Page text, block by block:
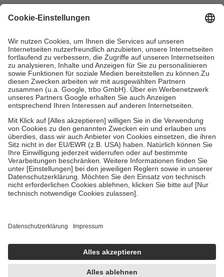
mit.
Grundsätzlich leisten Mitglieder Zuzahlungen in Höhe von zehn
höchstens zehn Euro.
Es sind jedoch nie mehr als die tatsächlichen
Kosten der Leistung zu entrichten.
Diese Regeln gelten grundsätzlich auch für Online-Apotheken.
Bei Heilmitteln und häuslicher Krankenpflege beträgt die
Zuzahlung zehn Prozent der Kosten sowie zehn Euro je
Verordnung.
Um das Engagement der Versicherten für ihre eigene Gesundheit zu
stärken und die besondere Stellung der Familie zu unterstützen,
fallenkeine Zuzahlungenan bei:
• Kindern und Jugendlichen bis zum vollendeten 18. Lebensjahr
mit Ausnahme der Fahrkosten
• Untersuchungen zur Vorsorge und Früherkennung, die von der
GKV getragen werden
• empfohlenen Schutzimpfungen
• Harn- und Blutteststreifen
getroffen, um sicherzustellen, dass es sich um echte Bewertungen
https://help.etrusted.com/hc/de/articles/4419944605341
Einige Bilder und Inhalte wurden unter Zuhilfenahme künstlicher